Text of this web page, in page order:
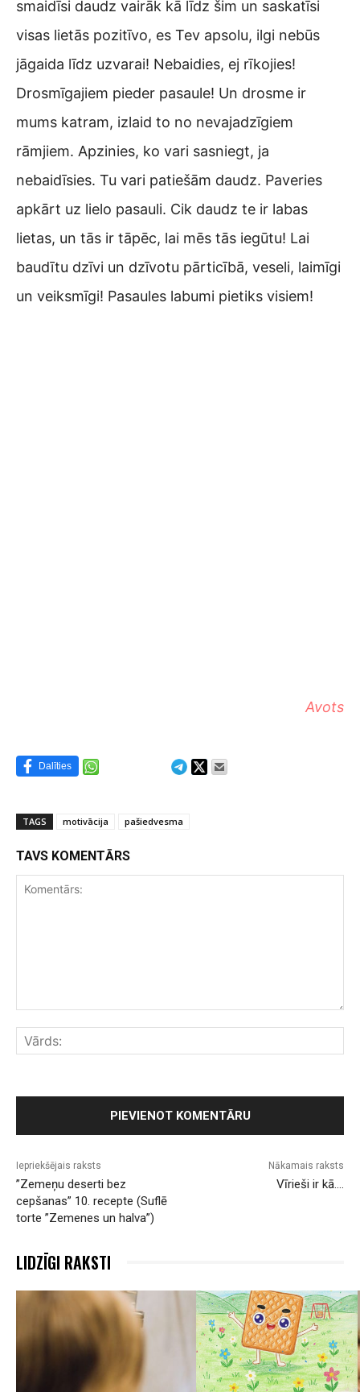
smaidīsi daudz vairāk kā līdz šim un saskatīsi
visas lietās pozitīvo, es Tev apsolu, ilgi nebūs
jāgaida līdz uzvarai! Nebaidies, ej rīkojies!
Drosmīgajiem pieder pasaule! Un drosme ir
mums katram, izlaid to no nevajadzīgiem
rāmjiem. Apzinies, ko vari sasniegt, ja
nebaidīsies. Tu vari patiešām daudz. Paveries
apkārt uz lielo pasauli. Cik daudz te ir labas
lietas, un tās ir tāpēc, lai mēs tās iegūtu! Lai
baudītu dzīvi un dzīvotu pārticībā, veseli, laimīgi
un veiksmīgi! Pasaules labumi pietiks visiem!
Avots
Dalīties
TAGS motivācija pašiedvesma
TAVS KOMENTĀRS
Iepriekšējais raksts
”Zemeņu deserti bez
cepšanas” 10. recepte (Suflē
torte ”Zemenes un halva”)
Nākamais raksts
Vīrieši ir kā….
LIDZĪGI RAKSTI